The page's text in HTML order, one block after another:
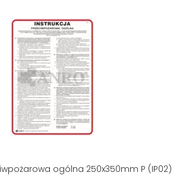
ogólna 250x350mm P (IP02)